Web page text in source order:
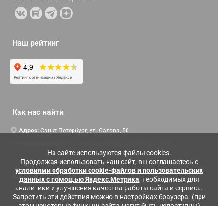
На сайте используются файлы cookies.
Продолжая использовать наш сайт, вы соглашаетесь с
условиями обработки cookie-файлов и пользовательских
данных с помощью Яндекс.Метрика, необходимых для
аналитики и улучшения качества работы сайта и сервиса.
Запретить эти действия можно в настройках браузера. (при
Наш рейтинг
Как нас найти
Адрес: Санкт-Петербург, ул. Салова, 50
Контактная информация
Служба поддержки: Заказать обратный звонок